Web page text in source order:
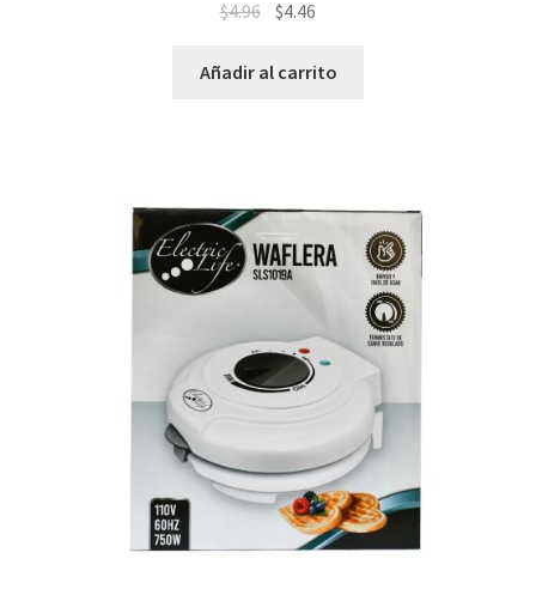
$4.96 $4.46
Añadir al carrito